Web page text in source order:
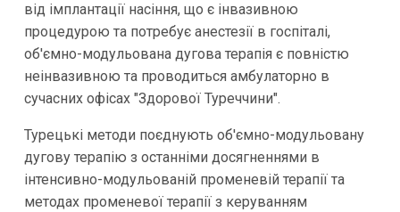
від імплантації насіння, що є інвазивною
процедурою та потребує анестезії в госпіталі,
об'ємно-модульована дугова терапія є повністю
неінвазивною та проводиться амбулаторно в
сучасних офісах "Здорової Туреччини".
Турецькі методи поєднують об'ємно-модульовану
дугову терапію з останніми досягненнями в
інтенсивно-модульованій променевій терапії та
методах променевої терапії з керуванням